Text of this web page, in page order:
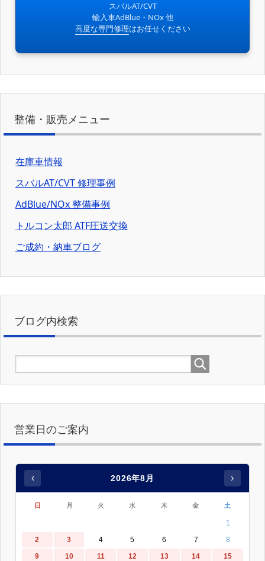
スバルAT/CVT
輸入車AdBlue・NOx 他
高度な専門修理はお任せください
整備・販売メニュー
在庫車情報
スバルAT/CVT 修理事例
AdBlue/NOx 整備事例
トルコン太郎 ATF圧送交換
ご成約・納車ブログ
ブログ内検索
営業日のご案内